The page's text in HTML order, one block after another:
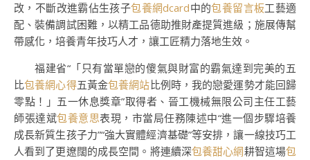
改，不斷改進霸佔生孩子包養網dcard中的包養留言板工藝適
配、裝備調試困難，以精工品德助推財產提質進級；施展傳幫
帶感化，培養青年技巧人才，讓工匠精力落地生效。
福建省“「只有當單戀的傻氣與財富的霸氣達到完美的五
比包養網心得五黃金包養網站比例時，我的戀愛運勢才能回歸
零點！」五一休息獎章”取得者、晉工機械無限公司主任工藝
師張達斌包養意思表現，市當局任務陳述中“進一個步驟培養
成長新質生孩子力”“強大實體經濟基礎”等安排，讓一線技巧工
人看到了更遼闊的成長空間。將連續深包養甜心網耕智這場包